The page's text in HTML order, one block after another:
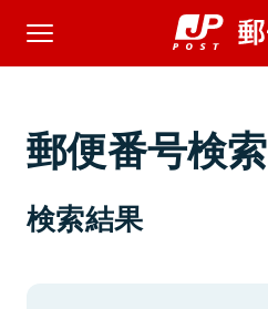
郵便番号検索
検索結果